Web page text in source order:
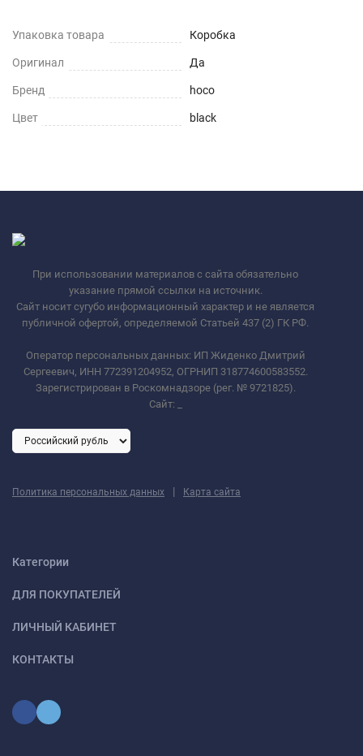
Упаковка товара Коробка
Оригинал Да
Бренд hoco
Цвет black
При использовании материалов с сайта обязательно
указание прямой ссылки на источник.
Сайт носит сугубо информационный характер и не является
публичной офертой, определяемой Статьей 437 (2) ГК РФ.
Оператор персональных данных: ИП Жиденко Дмитрий
Сергеевич, ИНН 772391204952, ОГРНИП 318774600583552.
Зарегистрирован в Роскомнадзоре (рег. № 9721825).
Сайт:
Политика персональных данных | Карта сайта
Категории
ДЛЯ ПОКУПАТЕЛЕЙ
ЛИЧНЫЙ КАБИНЕТ
КОНТАКТЫ